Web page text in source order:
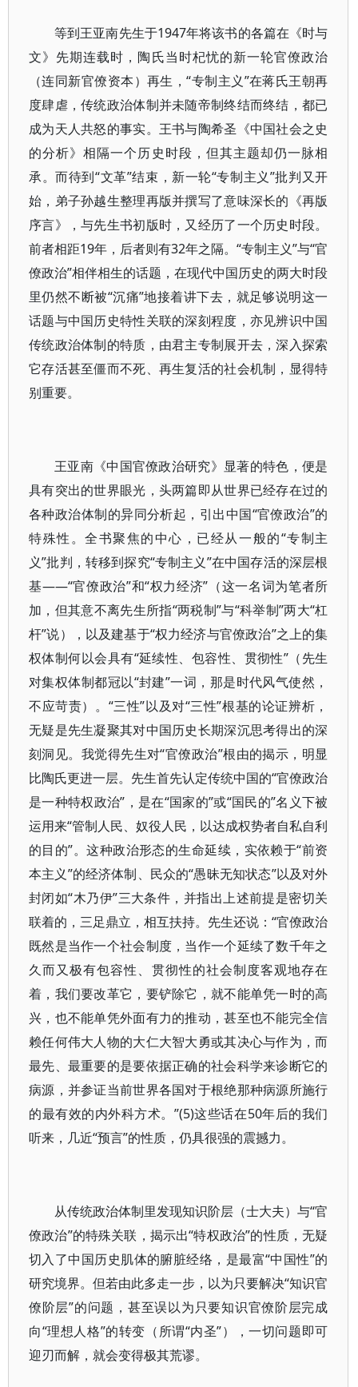
等到王亚南先生于1947年将该书的各篇在《时与
文》先期连载时，陶氏当时杞忧的新一轮官僚政治
（连同新官僚资本）再生，“专制主义”在蒋氏王朝再
度肆虐，传统政治体制并未随帝制终结而终结，都已
成为天人共怒的事实。王书与陶希圣《中国社会之史
的分析》相隔一个历史时段，但其主题却仍一脉相
承。而待到“文革”结束，新一轮“专制主义”批判又开
始，弟子孙越生整理再版并撰写了意味深长的《再版
序言》，与先生书初版时，又经历了一个历史时段。
前者相距19年，后者则有32年之隔。“专制主义”与“官
僚政治”相伴相生的话题，在现代中国历史的两大时段
里仍然不断被“沉痛”地接着讲下去，就足够说明这一
话题与中国历史特性关联的深刻程度，亦见辨识中国
传统政治体制的特质，由君主专制展开去，深入探索
它存活甚至僵而不死、再生复活的社会机制，显得特
别重要。
王亚南《中国官僚政治研究》显著的特色，便是
具有突出的世界眼光，头两篇即从世界已经存在过的
各种政治体制的异同分析起，引出中国“官僚政治”的
特殊性。全书聚焦的中心，已经从一般的“专制主
义”批判，转移到探究“专制主义”在中国存活的深层根
基——“官僚政治”和“权力经济”（这一名词为笔者所
加，但其意不离先生所指“两税制”与“科举制”两大“杠
杆”说），以及建基于“权力经济与官僚政治”之上的集
权体制何以会具有“延续性、包容性、贯彻性”（先生
对集权体制都冠以“封建”一词，那是时代风气使然，
不应苛责）。“三性”以及对“三性”根基的论证辨析，
无疑是先生凝聚其对中国历史长期深沉思考得出的深
刻洞见。我觉得先生对“官僚政治”根由的揭示，明显
比陶氏更进一层。先生首先认定传统中国的“官僚政治
是一种特权政治”，是在“国家的”或“国民的”名义下被
运用来“管制人民、奴役人民，以达成权势者自私自利
的目的”。这种政治形态的生命延续，实依赖于“前资
本主义”的经济体制、民众的“愚昧无知状态”以及对外
封闭如“木乃伊”三大条件，并指出上述前提是密切关
联着的，三足鼎立，相互扶持。先生还说：“官僚政治
既然是当作一个社会制度，当作一个延续了数千年之
久而又极有包容性、贯彻性的社会制度客观地存在
着，我们要改革它，要铲除它，就不能单凭一时的高
兴，也不能单凭外面有力的推动，甚至也不能完全信
赖任何伟大人物的大仁大智大勇或其决心与作为，而
最先、最重要的是要依据正确的社会科学来诊断它的
病源，并参证当前世界各国对于根绝那种病源所施行
的最有效的内外科方术。”(5)这些话在50年后的我们
听来，几近“预言”的性质，仍具很强的震撼力。
从传统政治体制里发现知识阶层（士大夫）与“官
僚政治”的特殊关联，揭示出“特权政治”的性质，无疑
切入了中国历史肌体的腑脏经络，是最富“中国性”的
研究境界。但若由此多走一步，以为只要解决“知识官
僚阶层”的问题，甚至误以为只要知识官僚阶层完成
向“理想人格”的转变（所谓“内圣”），一切问题即可
迎刃而解，就会变得极其荒谬。